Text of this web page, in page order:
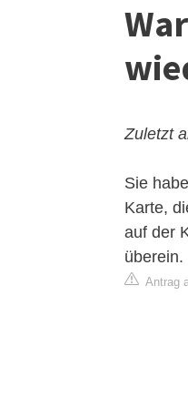
Zuletzt
Sie
Karte,
auf der
überein.
Antrag